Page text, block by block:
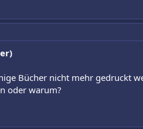
Bücher nicht mehr gedruckt
oder warum?